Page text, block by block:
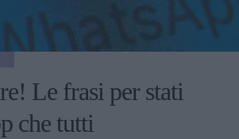
Le frasi per stati
che tutti